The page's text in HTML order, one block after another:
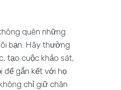
quên những
bạn. Hãy thường
tạo cuộc khảo sát,
để gắn kết với họ.
chỉ giữ chân